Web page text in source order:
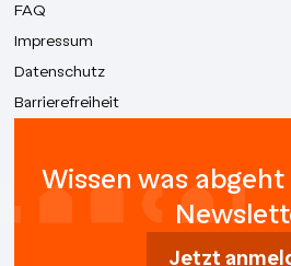
FAQ
Impressum
Datenschutz
Barrierefreiheit
Wissen was
Jetzt